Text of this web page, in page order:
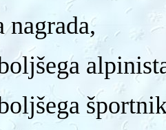
nagrada,